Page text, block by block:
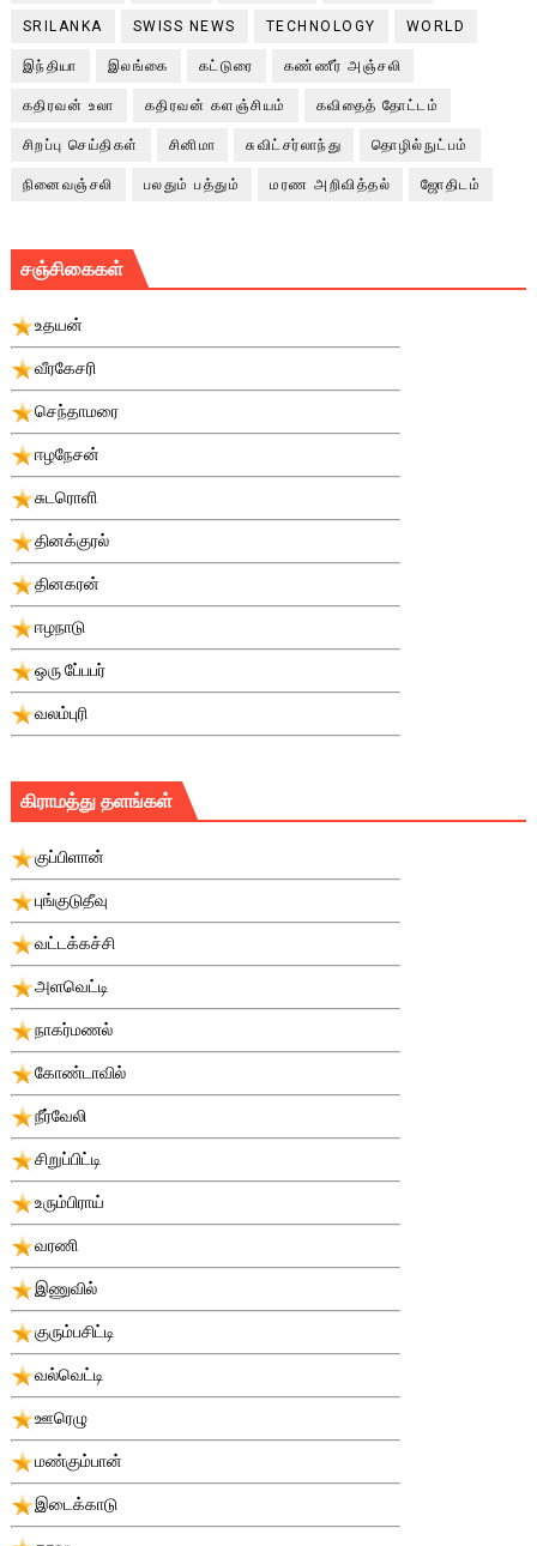
SRILANKA SWISS NEWS TECHNOLOGY WORLD
இந்தியா இலங்கை கட்டுரை கண்ணீர் அஞ்சலி
கதிரவன் உலா கதிரவன் களஞ்சியம் கவிதைத் தோட்டம்
சிறப்பு செய்திகள் சினிமா சுவிட்சர்லாந்து தொழில்நுட்பம்
நினைவஞ்சலி பலதும் பத்தும் மரண அறிவித்தல் ஜோதிடம்
சஞ்சிகைகள்
உதயன்
வீரகேசரி
செந்தாமரை
ஈழநேசன்
சுடரொளி
தினக்குரல்
தினகரன்
ஈழநாடு
ஒரு பே்பபர்
வலம்புரி
கிராமத்து தளங்கள்
குப்பிளான்
புங்குடுதீவு
வட்டக்கச்சி
அளவெட்டி
நாகர்மணல்
கோண்டாவில்
நீர்வேலி
சிறுப்பிட்டி
உரும்பிராய்
வரணி
இணுவில்
குரும்பசிட்டி
வல்வெட்டி
ஊரெழு
மண்கும்பான்
இடைக்காடு